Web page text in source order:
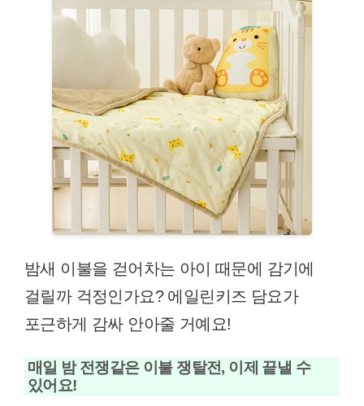
밤새 이불을 걷어차는 아이 때문에 감기에
걸릴까 걱정인가요? 에일린키즈 담요가
포근하게 감싸 안아줄 거예요!
매일 밤 전쟁같은 이불 쟁탈전, 이제 끝낼 수
있어요!